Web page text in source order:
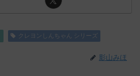
クレヨンしんちゃん シリーズ
影山みほ